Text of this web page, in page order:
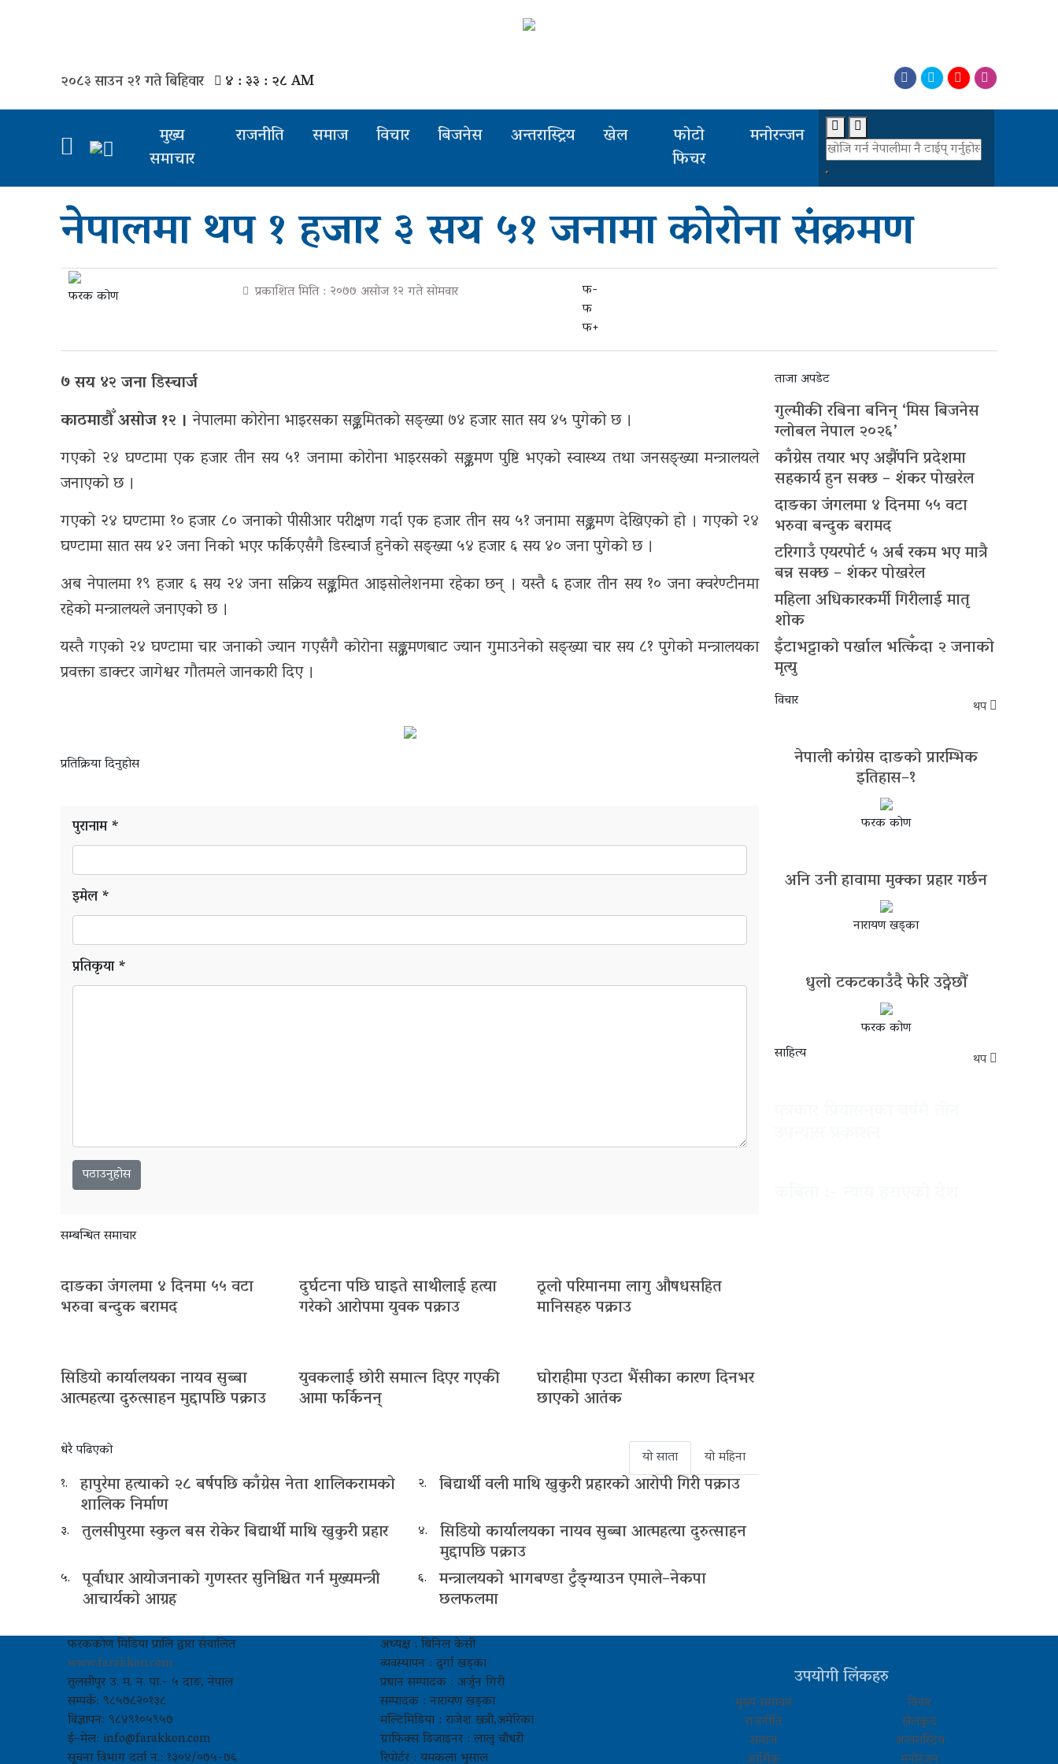
अन्तर्वार्ता
अन्तरास्ट्रिय
मनोरन्जन
२०८३ साउन २१ गते बिहिवार ४ : ३३ : २९ AM
मुख्य
समाचार
राजनीति समाज विचार बिजनेस अन्तरास्ट्रिय खेल फोटो
फिचर
मनोरन्जन
नेपालमा थप १ हजार ३ सय ५१ जनामा कोरोना संक्रमण
फरक कोण प्रकाशित मिति : २०७७ असोज १२ गते सोमवार
फ-
फ
फ+
७ सय ४२ जना डिस्चार्ज
काठमाडौँ असोज १२ । नेपालमा कोरोना भाइरसका सङ्क्रमितको सङ्ख्या ७४ हजार सात सय ४५ पुगेको छ ।
गएको २४ घण्टामा एक हजार तीन सय ५१ जनामा कोरोना भाइरसको सङ्क्रमण पुष्टि भएको स्वास्थ्य तथा जनसङ्ख्या मन्त्रालयले
जनाएको छ ।
गएको २४ घण्टामा १० हजार ८० जनाको पीसीआर परीक्षण गर्दा एक हजार तीन सय ५१ जनामा सङ्क्रमण देखिएको हो । गएको २४
घण्टामा सात सय ४२ जना निको भएर फर्किएसँगै डिस्चार्ज हुनेको सङ्ख्या ५४ हजार ६ सय ४० जना पुगेको छ ।
अब नेपालमा १९ हजार ६ सय २४ जना सक्रिय सङ्क्रमित आइसोलेशनमा रहेका छन् । यस्तै ६ हजार तीन सय १० जना क्वरेण्टीनमा
रहेको मन्त्रालयले जनाएको छ ।
यस्तै गएको २४ घण्टामा चार जनाको ज्यान गएसँगै कोरोना सङ्क्रमणबाट ज्यान गुमाउनेको सङ्ख्या चार सय ८१ पुगेको मन्त्रालयका
प्रवक्ता डाक्टर जागेश्वर गौतमले जानकारी दिए ।
प्रतिक्रिया दिनुहोस
पुरानाम *
इमेल *
प्रतिकृया *
सम्बन्धित समाचार
दाङका जंगलमा ४ दिनमा ५५ वटा
भरुवा बन्दुक बरामद
दुर्घटना पछि घाइते साथीलाई हत्या
गरेको आरोपमा युवक पक्राउ
ठूलो परिमानमा लागु औषधसहित
मानिसहरु पक्राउ
सिडियो कार्यालयका नायव सुब्बा
आत्महत्या दुरुत्साहन मुद्दापछि पक्राउ
युवकलाई छोरी समात्न दिएर गएकी
आमा फर्किनन्
घोराहीमा एउटा भैंसीका कारण दिनभर
छाएको आतंक
धेरै पढिएको यो साता
यो महिना
१. हापुरेमा हत्याको २८ बर्षपछि काँग्रेस नेता शालिकरामको
शालिक निर्माण
२. बिद्यार्थी वली माथि खुकुरी प्रहारको आरोपी गिरी पक्राउ
३. तुलसीपुरमा स्कुल बस रोकेर बिद्यार्थी माथि खुकुरी प्रहार ४. सिडियो कार्यालयका नायव सुब्बा आत्महत्या दुरुत्साहन
मुद्दापछि पक्राउ
५. पूर्वाधार आयोजनाको गुणस्तर सुनिश्चित गर्न मुख्यमन्त्री
आचार्यको आग्रह
६. मन्त्रालयको भागबण्डा टुँङ्ग्याउन एमाले–नेकपा
छलफलमा
ताजा अपडेट
गुल्मीकी रबिना बनिन् ‘मिस बिजनेस
ग्लोबल नेपाल २०२६’
काँग्रेस तयार भए अझैंपनि प्रदेशमा
सहकार्य हुन सक्छ – शंकर पोखरेल
दाङका जंगलमा ४ दिनमा ५५ वटा
भरुवा बन्दुक बरामद
टरिगाउँ एयरपोर्ट ५ अर्ब रकम भए मात्रै
बन्न सक्छ – शंकर पोखरेल
महिला अधिकारकर्मी गिरीलाई मातृ
शोक
इँटाभट्टाको पर्खाल भत्किँदा २ जनाको
मृत्यु
विचार थप
नेपाली कांग्रेस दाङको प्रारम्भिक
इतिहास–१
फरक कोण
अनि उनी हावामा मुक्का प्रहार गर्छन
नारायण खड्का
धुलो टकटकाउँदै फेरि उठ्नेछौं
फरक कोण
साहित्य
थप
फरककोण मिडिया प्रालि द्वारा संचालित
www.farakkon.com
तुलसीपुर उ. म. न. पा.- ५ दाङ, नेपाल
सम्पर्क: ९८५७८२०१३८
विज्ञापन: ९८४९१०५९५७
ई–मेल: info@farakkon.com
सूचना विभाग दर्ता न.: १३०४/०७५-७६
अध्यक्ष : बिनिल केसी
व्यवस्थापन : दुर्गा खड्का
प्रधान सम्पादक : अर्जुन गिरी
सम्पादक : नारायण खड्का
मल्टिमिडिया : राजेश खत्री,अमेरिका
ग्राफिक्स डिजाइनर : लालु चौधरी
रिपोर्टर : यमकला भुसाल
उपयोगी लिंकहरु
मुख्य समाचार
राजनीति
समाज
विचार
खेलकुद
अन्तरास्ट्रिय